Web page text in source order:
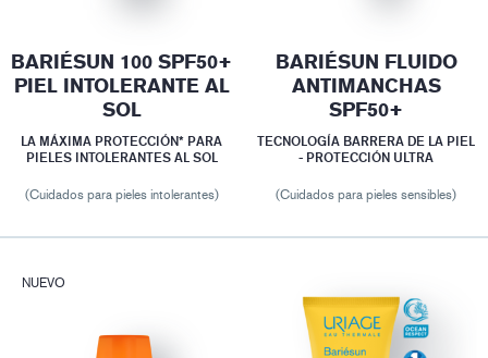
BARIÉSUN 100 SPF50+
PIEL INTOLERANTE AL
SOL
LA MÁXIMA PROTECCIÓN* PARA
PIELES INTOLERANTES AL SOL
(Cuidados para pieles intolerantes)
BARIÉSUN FLUIDO
ANTIMANCHAS
SPF50+
TECNOLOGÍA BARRERA DE LA PIEL
- PROTECCIÓN ULTRA
(Cuidados para pieles sensibles)
NUEVO